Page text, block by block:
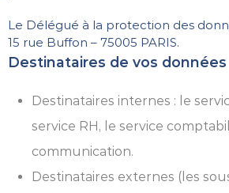
Le Délégué à la protection des
15 rue Buffon – 75005 PARIS.
Destinataires de vos données
Destinataires internes : le
service RH, le service
communication.
Destinataires externes (les